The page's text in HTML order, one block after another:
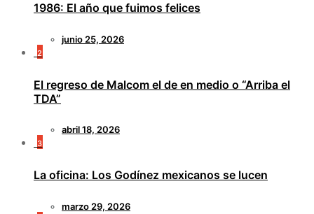
1986: El año que fuimos felices
junio 25, 2026
2
El regreso de Malcom el de en medio o “Arriba el
TDA”
abril 18, 2026
3
La oficina: Los Godínez mexicanos se lucen
marzo 29, 2026